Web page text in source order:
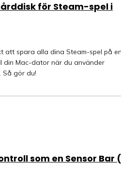
för Steam-spel i
att spara alla dina Steam-spel på
din Mac-dator när du använder
Så gör du!
som en Sensor Bar